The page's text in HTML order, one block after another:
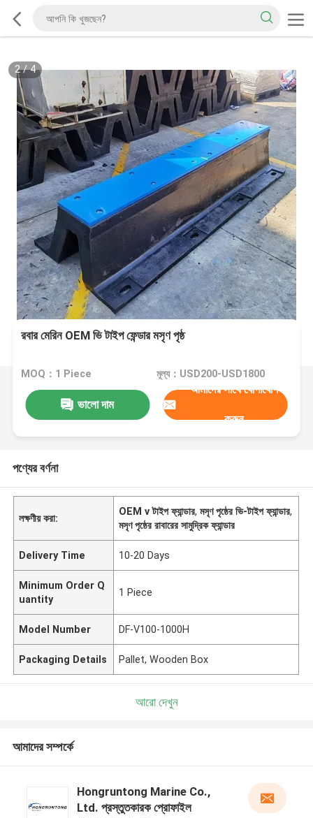
2/4
রবার মেরিন OEM ভি টাইপ ফেন্ডার মসৃণ পৃষ্ঠ
MOQ：1 Piece মূল্য：USD200-USD1800
ভালো দাম
আমাদের সাথে যোগাযোগ
করুন
পণ্যের বর্ণনা
লক্ষণীয় করা:
OEM v টাইপ ফ্যান্ডার,মসৃণ পৃষ্ঠের ভি-টাইপ ফ্যান্ডার,
মসৃণ পৃষ্ঠের রাবারের সামুদ্রিক ফ্যান্ডার
Delivery Time 10-20 Days
Minimum Order Q
uantity
1 Piece
Model Number DF-V100-1000H
Packaging Details Pallet, Wooden Box
আরো দেখুন
আমাদের সম্পর্কে
Hongruntong Marine Co.,
Ltd. প্রস্তুতকারক প্রোফাইল